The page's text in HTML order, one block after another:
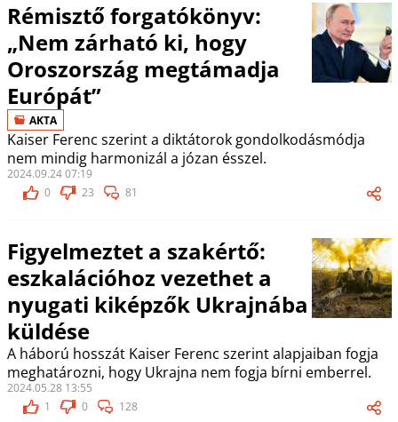
Rémisztő forgatókönyv:
„Nem zárható ki, hogy
Oroszország megtámadja
Európát”
AKTA
Kaiser Ferenc szerint a diktátorok gondolkodásmódja
nem mindig harmonizál a józan ésszel.
2024.09.24 07:19
0
23 81
Figyelmeztet a szakértő:
eszkalációhoz vezethet a
nyugati kiképzők Ukrajnába
küldése
A háború hosszát Kaiser Ferenc szerint alapjaiban fogja
meghatározni, hogy Ukrajna nem fogja bírni emberrel.
2024.05.28 13:55
1
0 128